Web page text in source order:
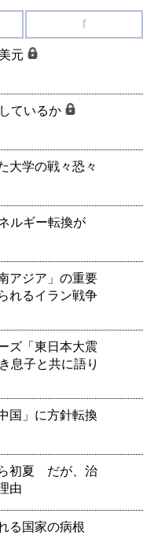
f
元
ているか
大学の戦々恐々
ルギー転換が
アジア」の重要
れるイラン戦争
ズ「東日本大震
息子と共に語り
国」に方針転換
ら初夏 だが、治
由
る国家の病根